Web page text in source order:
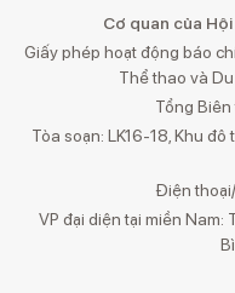
Cơ quan của
Giấy phép hoạt động báo
Thể thao và
Tổng Biên
Tòa soạn: LK16-18, Khu
Điện
VP đại diện tại miền Nam: